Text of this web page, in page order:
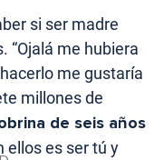
si ser madre
“Ojalá me hubiera
me gustaría
millones de
de seis años
ellos es ser tú y